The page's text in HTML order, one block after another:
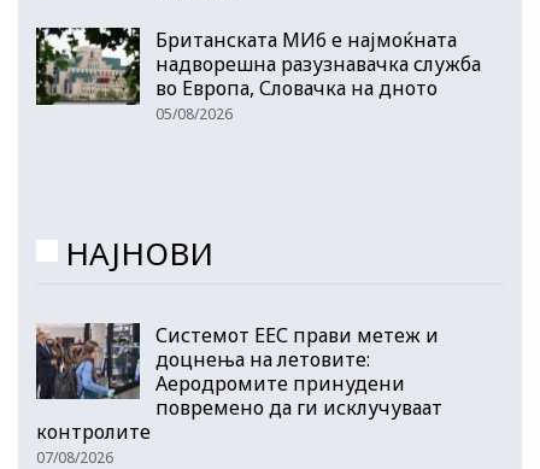
Британската МИ6 е најмоќната
надворешна разузнавачка служба
во Европа, Словачка на дното
05/08/2026
НАЈНОВИ
Системот ЕЕС прави метеж и
доцнења на летовите:
Аеродромите принудени
повремено да ги исклучуваат
контролите
07/08/2026